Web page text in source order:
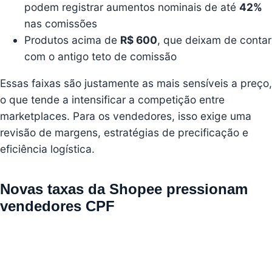
podem registrar aumentos nominais de até 42%
nas comissões
Produtos acima de R$ 600, que deixam de contar
com o antigo teto de comissão
Essas faixas são justamente as mais sensíveis a preço,
o que tende a intensificar a competição entre
marketplaces. Para os vendedores, isso exige uma
revisão de margens, estratégias de precificação e
eficiência logística.
Novas taxas da Shopee pressionam
vendedores CPF